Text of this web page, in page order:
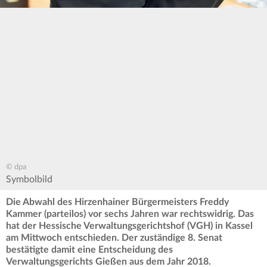
© dpa
Symbolbild
Die Abwahl des Hirzenhainer Bürgermeisters Freddy
Kammer (parteilos) vor sechs Jahren war rechtswidrig. Das
hat der Hessische Verwaltungsgerichtshof (VGH) in Kassel
am Mittwoch entschieden. Der zuständige 8. Senat
bestätigte damit eine Entscheidung des
Verwaltungsgerichts Gießen aus dem Jahr 2018.